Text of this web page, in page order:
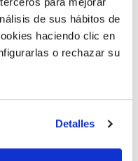
de sus hábitos de
haciendo clic en
o rechazar su
Detalles